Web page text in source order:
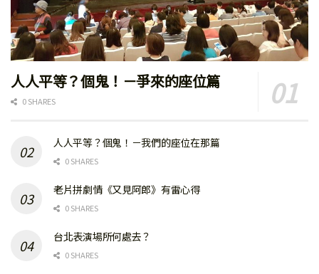
人人平等？個鬼！－爭來的座位篇
0 SHARES
人人平等？個鬼！－我們的座位在那篇
0 SHARES
老片拼劇情《又見阿郎》有雷心得
0 SHARES
台北表演場所何處去？
0 SHARES